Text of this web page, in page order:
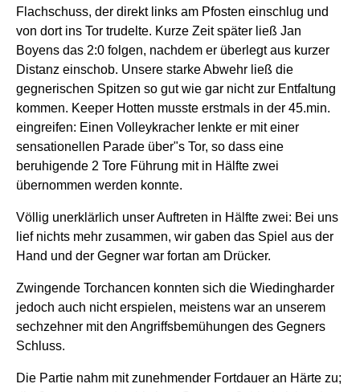
Flachschuss, der direkt links am Pfosten einschlug und
von dort ins Tor trudelte. Kurze Zeit später ließ Jan
Boyens das 2:0 folgen, nachdem er überlegt aus kurzer
Distanz einschob. Unsere starke Abwehr ließ die
gegnerischen Spitzen so gut wie gar nicht zur Entfaltung
kommen. Keeper Hotten musste erstmals in der 45.min.
eingreifen: Einen Volleykracher lenkte er mit einer
sensationellen Parade über"s Tor, so dass eine
beruhigende 2 Tore Führung mit in Hälfte zwei
übernommen werden konnte.
Völlig unerklärlich unser Auftreten in Hälfte zwei: Bei uns
lief nichts mehr zusammen, wir gaben das Spiel aus der
Hand und der Gegner war fortan am Drücker.
Zwingende Torchancen konnten sich die Wiedingharder
jedoch auch nicht erspielen, meistens war an unserem
sechzehner mit den Angriffsbemühungen des Gegners
Schluss.
Die Partie nahm mit zunehmender Fortdauer an Härte zu;